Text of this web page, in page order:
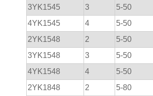
3YK1545
3 5-50
4YK1545
4 5-50
2YK1548
2 5-50
3YK1548
3 5-50
4YK1548
4 5-50
2YK1848
2 5-80